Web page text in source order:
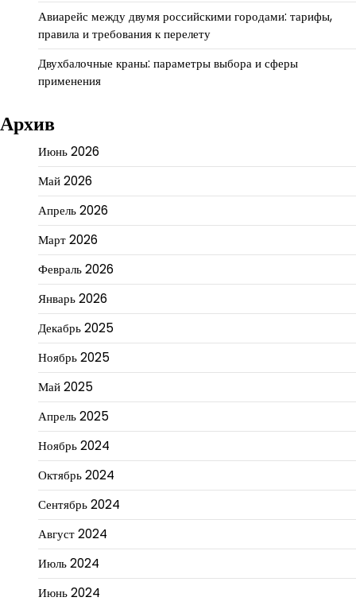
Авиарейс между двумя российскими городами: тарифы,
правила и требования к перелету
Двухбалочные краны: параметры выбора и сферы
применения
Архив
Июнь 2026
Май 2026
Апрель 2026
Март 2026
Февраль 2026
Январь 2026
Декабрь 2025
Ноябрь 2025
Май 2025
Апрель 2025
Ноябрь 2024
Октябрь 2024
Сентябрь 2024
Август 2024
Июль 2024
Июнь 2024